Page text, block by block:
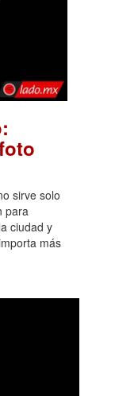
sirve solo
para
ciudad y
más